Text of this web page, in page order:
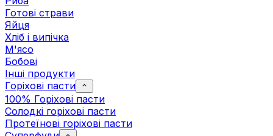
Готові страви
Яйця
Хліб і випічка
М'ясо
Бобові
Інші продукти
Горіхові пасти
100% Горіхові пасти
Солодкі горіхові пасти
Протеїнові горіхові пасти